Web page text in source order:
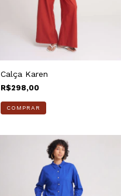
Calça Karen
R$298,00
COMPRAR